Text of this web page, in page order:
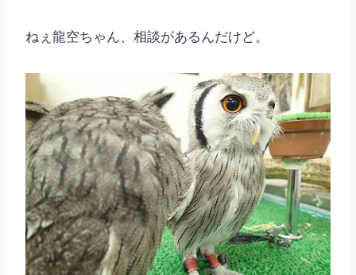
ねぇ龍空ちゃん、相談があるんだけど。